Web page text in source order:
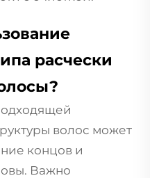
расчески
волос может
концов и
Важно